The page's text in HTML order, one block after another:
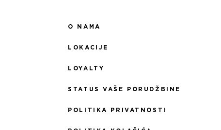
O NAMA
LOKACIJE
LOYALTY
STATUS VAŠE PORUDŽBINE
POLITIKA PRIVATNOSTI